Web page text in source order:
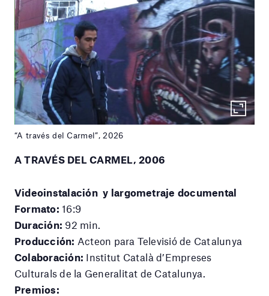
“A través del Carmel”, 2026
A TRAVÉS DEL CARMEL, 2006
Videoinstalación y largometraje documental
Formato: 16:9
Duración: 92 min.
Producción: Acteon para Televisió de Catalunya
Colaboración: Institut Català d’Empreses
Culturals de la Generalitat de Catalunya.
Premios: